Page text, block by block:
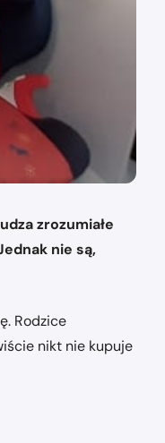
zrozumiałe
nie są,
Rodzice
nikt nie kupuje